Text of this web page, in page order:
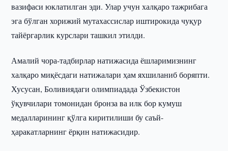
вазифаси юклатилган эди. Улар учун халқаро тажрибага
эга бўлган хорижий мутахассислар иштирокида чуқур
тайёргарлик курслари ташкил этилди.
Амалий чора-тадбирлар натижасида ёшларимизнинг
халқаро миқёсдаги натижалари ҳам яхшиланиб боряпти.
Хусусан, Боливиядаги олимпиадада Ўзбекистон
ўқувчилари томонидан бронза ва илк бор кумуш
медалларининг қўлга киритилиши бу саъй-
ҳаракатларнинг ёрқин натижасидир.